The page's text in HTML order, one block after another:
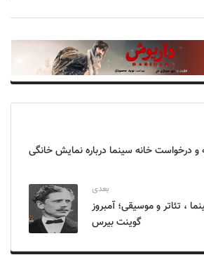
و درخواست‌ خانه سینما درباره نمایش خانگی
بعدی
ژوئن سینما ، تئاتر و موسیقی؛ آمبروز
گوینت بیرس